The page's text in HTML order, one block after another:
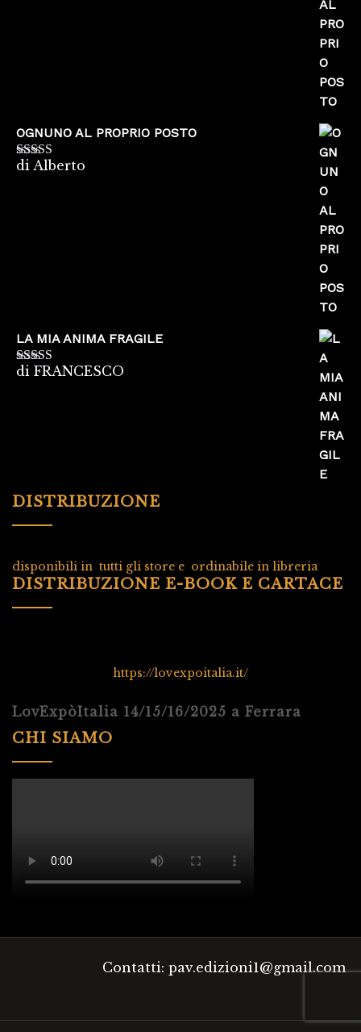
OGNUNO AL PROPRIO POSTO
Valutato5su
di Alberto
LA MIA ANIMA FRAGILE
Valutato5su
di FRANCESCO
DISTRIBUZIONE
disponibili in tutti gli store e ordinabile in libreria
DISTRIBUZIONE E-BOOK E CARTACE
https://lovexpoitalia.it/
LovExpòItalia 14/15/16/2025 a Ferrara
CHI SIAMO
Contatti: pav.edizioni1@gmail.com